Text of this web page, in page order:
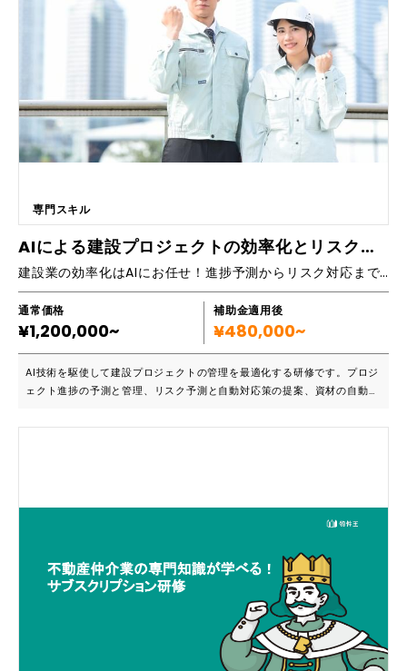
客様にどのタイミングで資金計画をするのか？ そのタイミングで契約
出来るかが決まる 一番重要な事をお伝えします ・お客様との対応の経
験ノウハウをお伝えし、その結果どうなったかの事例をお伝え致します。
【２講座目 ３時間】金融電卓の使い方 ・金融電卓を使いまず使い方を
覚えて頂きます。 【３講座目 ２時間】金融電卓を使い実践 ・金融電卓
を使い、ローン計算が出来る迄、教えます。 【４講座目 ２時間】お客
様のご希望を叶えた住宅ローンをご提案出来るノウハウを お伝えさせ
て頂きます。 ・金融機関により、全て異なる内容がある事を知ってもら
いお客さまの希望を 叶えれる為に知っておかないといけない事をお伝
になって貰えます。 ・質疑応答 ※ オフラインご希望にご対応させて頂き
ます（別途 交通費・宿泊費をお願い致します。） 2時間と３時間の講座
×５回（合計１２時間）の講座を受講した場合を想定して算出していま
す。 ５名様まで同時で受講してもらう事が出来ます。 ★講座終了後のサ
ポートも充実★ お客様との対応がないと、どうすれば良かった？と忘
れやすいとの声が多いです。 そんな方の為、完全に身に付く迄、１年
単位で毎月定期的サポートのご依頼も承ります。 ※ オフラインご希望に
ご対応させて頂きます（別途 交通費・宿泊費をお願い致します。）
専門スキル
AIによる建設プロジェクトの効率化とリスク管理研修
建設業の効率化はAIにお任せ！進捗予測からリスク対応まで一括管理
通常価格
¥1,200,000~
補助金適用後
¥480,000~
AI技術を駆使して建設プロジェクトの管理を最適化する研修です。プロジ
ェクト進捗の予測と管理、リスク予測と自動対応策の提案、資材の自動発
率が向上し、リスク管理が精緻化され、資材コストを効果的に削減できま
対応策の自動提案、資材の自動発注と在庫管理を学び、プロジェクトの納
期遵守率を向上させ、リスク管理の精度を高め、資材コストを削減する方
法を習得します。建設業務を効率化し、競争力を高めるための最先端技術
・リスク予測と対応策の自動提案 ・資材の自動発注と在庫管理 ■効果 ・
プロジェクトの納期遵守率向上 ・リスク管理の精度向上 ・資材コストの